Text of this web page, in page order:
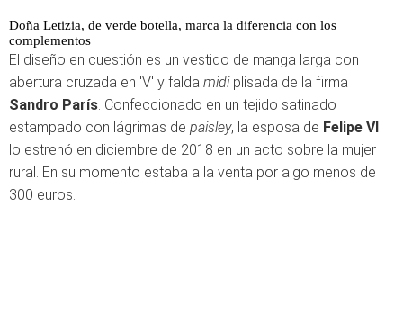
Doña Letizia, de verde botella, marca la diferencia con los
complementos
El diseño en cuestión es un vestido de manga larga con
abertura cruzada en 'V' y falda midiplisada de la firma
Sandro París. Confeccionado en un tejido satinado
estampado con lágrimas de paisley, la esposa de Felipe VI
lo estrenó en diciembre de 2018 en un acto sobre la mujer
rural. En su momento estaba a la venta por algo menos de
300 euros.